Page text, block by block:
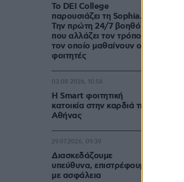
Το DEI College
παρουσιάζει τη Sophia.
Την πρώτη 24/7 βοηθό AI
που αλλάζει τον τρόπο με
τον οποίο μαθαίνουν οι
φοιτητές
Η Smart φοιτητική
κατοικία στην καρδιά της
Αθήνας
03.08.2026, 10:56
Διασκεδάζουμε
υπεύθυνα, επιστρέφουμε
με ασφάλεια
29.07.2026, 09:39